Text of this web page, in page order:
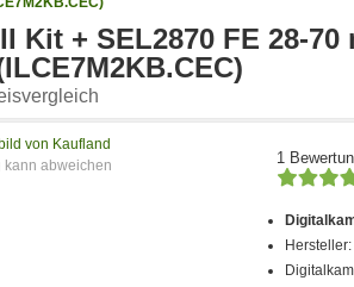
Kit + SEL2870 FE 28-70
von Kaufland
1